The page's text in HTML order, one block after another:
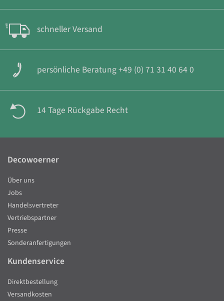
schneller Versand
persönliche Beratung +49 (0) 71 31 40 64 0
14 Tage Rückgabe Recht
Decowoerner
Über uns
Jobs
Handelsvertreter
Vertriebspartner
Presse
Sonderanfertigungen
Kundenservice
Direktbestellung
Versandkosten